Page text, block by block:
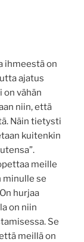
ihmeestä on
ajatus
vähän
niin, että
Näin tietysti
kuitenkin
meille
minulle se
hurjaa
on niin
Se
meillä on